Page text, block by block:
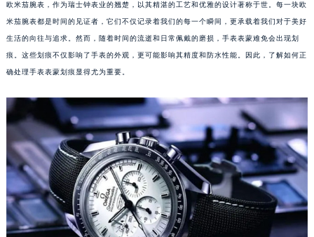
欧米茄腕表，作为瑞士钟表业的翘楚，以其精湛的工艺和优雅的设计著称于世。每一块欧
米茄腕表都是时间的见证者，它们不仅记录着我们的每一个瞬间，更承载着我们对于美好
生活的向往与追求。然而，随着时间的流逝和日常佩戴的磨损，手表表蒙难免会出现划
痕。这些划痕不仅影响了手表的外观，更可能影响其精度和防水性能。因此，了解如何正
确处理手表表蒙划痕显得尤为重要。